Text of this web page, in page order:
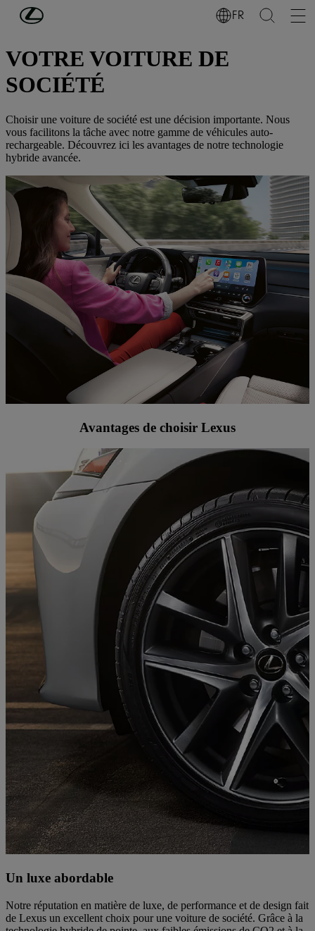
Passer au contenu principal (Appuyez sur Enter) FR
BUSINESS
VOTRE VOITURE DE
SOCIÉTÉ
Choisir une voiture de société est une décision importante. Nous
vous facilitons la tâche avec notre gamme de véhicules auto-
rechargeable. Découvrez ici les avantages de notre technologie
hybride avancée.
Avantages de choisir Lexus
Un luxe abordable
Notre réputation en matière de luxe, de performance et de design fait
de Lexus un excellent choix pour une voiture de société. Grâce à la